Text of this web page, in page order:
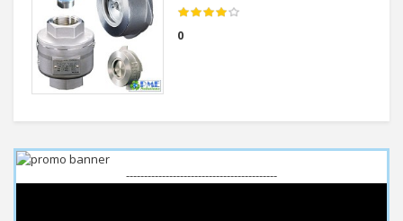
0
------------------------------------------